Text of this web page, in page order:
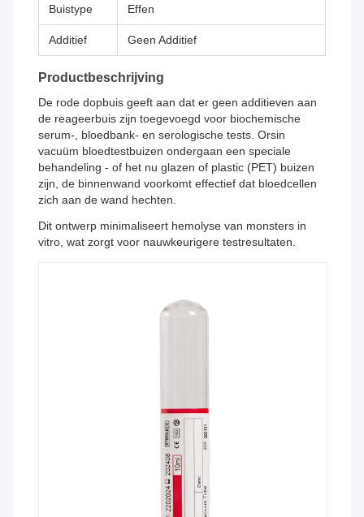
Buistype Effen
Additief Geen Additief
Productbeschrijving
De rode dopbuis geeft aan dat er geen additieven aan
de reageerbuis zijn toegevoegd voor biochemische
serum-, bloedbank- en serologische tests. Orsin
vacuüm bloedtestbuizen ondergaan een speciale
behandeling - of het nu glazen of plastic (PET) buizen
zijn, de binnenwand voorkomt effectief dat bloedcellen
zich aan de wand hechten.
Dit ontwerp minimaliseert hemolyse van monsters in
vitro, wat zorgt voor nauwkeurigere testresultaten.